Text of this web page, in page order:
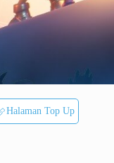
Halaman Top Up